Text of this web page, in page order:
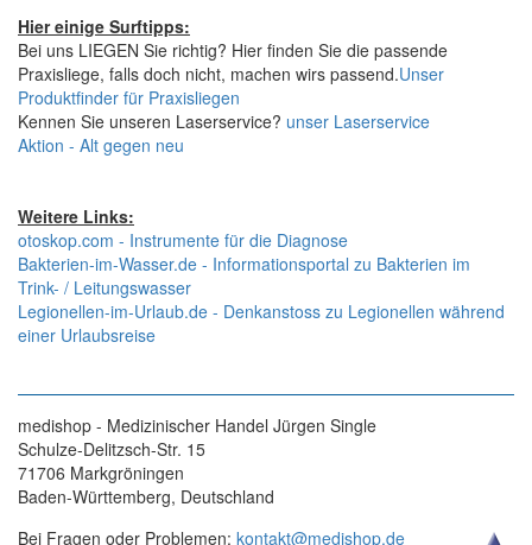
Hier einige Surftipps:
Bei uns LIEGEN Sie richtig? Hier finden Sie die passende
Praxisliege, falls doch nicht, machen wirs passend.Unser
Produktfinder für Praxisliegen
Kennen Sie unseren Laserservice? unser Laserservice
Aktion - Alt gegen neu
Weitere Links:
otoskop.com - Instrumente für die Diagnose
Bakterien-im-Wasser.de - Informationsportal zu Bakterien im
Trink- / Leitungswasser
Legionellen-im-Urlaub.de - Denkanstoss zu Legionellen während
einer Urlaubsreise
medishop - Medizinischer Handel Jürgen Single
Schulze-Delitzsch-Str. 15
71706 Markgröningen
Baden-Württemberg, Deutschland
Bei Fragen oder Problemen: kontakt@medishop.de